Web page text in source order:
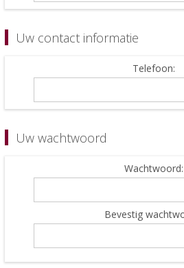
Uw contact informatie
Telefoon:
Uw wachtwoord
Wachtwoord:
Bevestig